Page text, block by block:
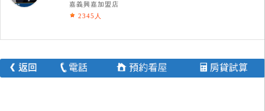
嘉義興嘉加盟店
2345人